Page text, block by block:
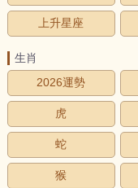
上升星座
生肖
2026運勢
虎
蛇
猴